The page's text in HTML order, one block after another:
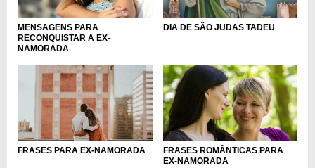
MENSAGENS PARA
RECONQUISTAR A EX-
NAMORADA
DIA DE SÃO JUDAS TADEU
FRASES PARA EX-NAMORADA
FRASES ROMÂNTICAS PARA
EX-NAMORADA